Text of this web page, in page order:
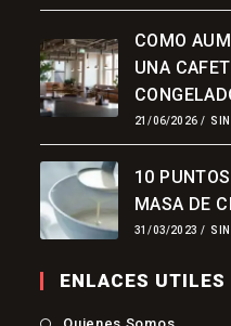
COMO
UNA
21/06/2026 / SIN
10
MASA DE
31/03/2023 / SIN
ENLACES UTILES